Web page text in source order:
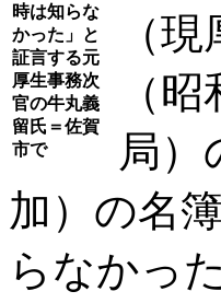
時は知らな
かった」と
証言する元
厚生事務次
官の牛丸義
留氏＝佐賀
市で
（
（
局）
加）の名
らなかっ